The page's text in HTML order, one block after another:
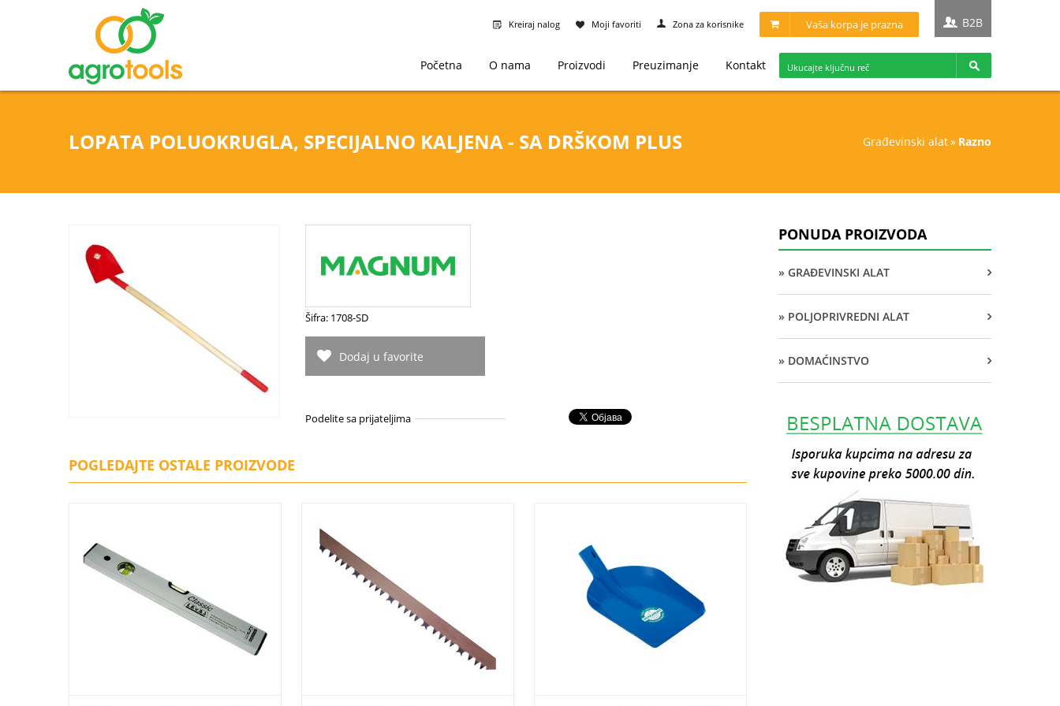
LOPATA POLUOKRUGLA, SPECIJALNO KALJENA - SA DRŠKOM PLUS građevinski alat» razno
Kreiraj nalog Moji favoriti Zona za korisnike Vaša korpa je prazna B2B
Početna O nama Proizvodi Preuzimanje Kontakt
Šifra: 1708-SD
Dodaj u favorite
Podelite sa prijateljima
POGLEDAJTE OSTALE PROIZVODE
PONUDA PROIZVODA
» GRAĐEVINSKI ALAT
» POLJOPRIVREDNI ALAT
» DOMAĆINSTVO